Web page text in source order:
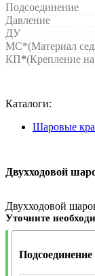
Подсоединение
Давление
ДУ
МС*(Материал
КП*(Крепление
Каталоги:
Шаровые
Двухходовой
Двухходовой
Уточните
Подсоединение